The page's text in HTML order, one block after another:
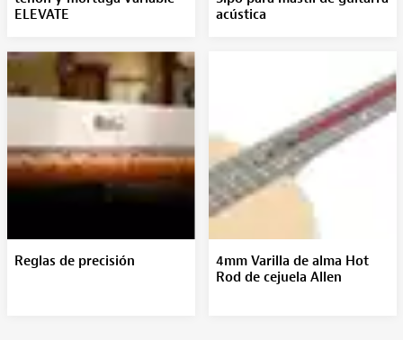
ELEVATE
acústica
Reglas de precisión
4mm Varilla de alma Hot
Rod de cejuela Allen